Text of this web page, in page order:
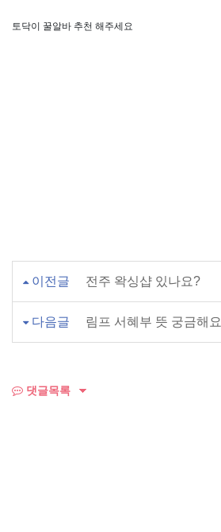
토닥이 꿀알바 추천 해주세요
이전글 전주 왁싱샵 있나요?
다음글 림프 서혜부 뜻 궁금해요
댓글목록